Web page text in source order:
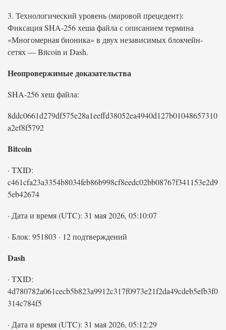
3. Технологический уровень (мировой прецедент):
Фиксация SHA‑256 хеша файла с описанием термина
«Многомерная бионика» в двух независимых блокчейн-
сетях — Bitcoin и Dash.
Неопровержимые доказательства
SHA‑256 хеш файла:
8ddc0661d279df575e28a1eeffd38052ea4940d127b01048657310
a2ef8f5792
Bitcoin
· TXID:
c461cfa23a3354b8034feb86b998cf8eedc02bb08767f341153e2d9
5eb42674
· Дата и время (UTC): 31 мая 2026, 05:10:07
· Блок: 951803 · 12 подтверждений
Dash
· TXID:
4d780782a061cecb5b823a9912c317f0973e21f2da49cdeb5efb3f0
314c784f5
· Дата и время (UTC): 31 мая 2026, 05:12:29